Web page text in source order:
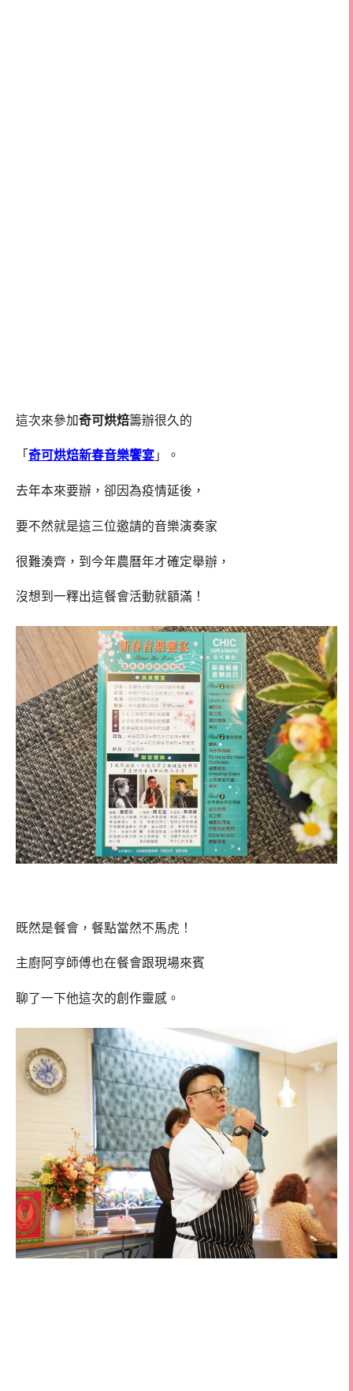
這次來參加奇可烘焙籌辦很久的
「 奇可烘焙新春音樂饗宴 」。
去年本來要辦，卻因為疫情延後，
要不然就是這三位邀請的音樂演奏家
很難湊齊，到今年農曆年才確定舉辦，
沒想到一釋出這餐會活動就額滿！
既然是餐會，餐點當然不馬虎！
主廚阿亨師傅也在餐會跟現場來賓
聊了一下他這次的創作靈感。